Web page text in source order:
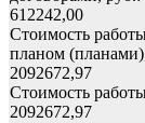
612242,00
Стоимость
планом
2092672,97
Стоимость
2092672,97